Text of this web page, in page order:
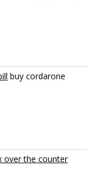
buy cordarone
over the counter